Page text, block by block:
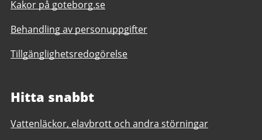
Kakor på goteborg.se
Behandling av personuppgifter
Tillgänglighetsredogörelse
Hitta snabbt
Vattenläckor, elavbrott och andra störningar